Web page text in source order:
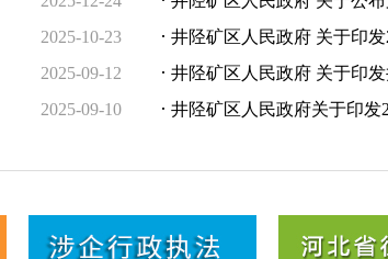
2025-10-23
2025-09-12
2025-09-10
· 井陉矿区人民政府 关于印
· 井陉矿区人民政府 关于印
· 井陉矿区人民政府关于印发